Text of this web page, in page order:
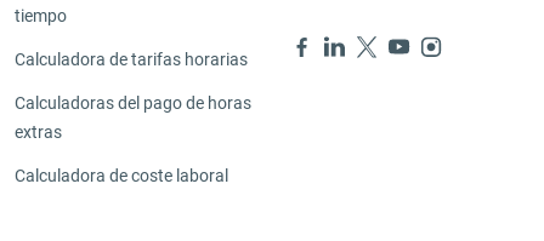
tiempo
Calculadora de tarifas horarias
Calculadoras del pago de horas
extras
Calculadora de coste laboral